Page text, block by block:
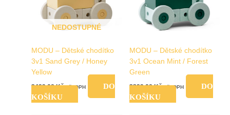
NEDOSTUPNÉ
MODU – Dětské chodítko
3v1 Sand Grey / Honey
Yellow
3499,00Kč vč. DPH
DO
KOŠÍKU
MODU – Dětské chodítko
3v1 Ocean Mint / Forest
Green
3399,00Kč vč. DPH
DO
KOŠÍKU